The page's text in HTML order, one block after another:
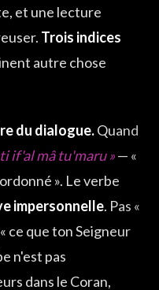
et une lecture
Trois indices
autre chose
du dialogue.Quand
if'al mâ tu'maru »— «
». Le verbe
impersonnelle. Pas «
ce que ton Seigneur
n'est pas
dans le Coran,